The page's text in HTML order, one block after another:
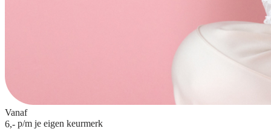
Vanaf
6,- p/m je eigen keurmerk